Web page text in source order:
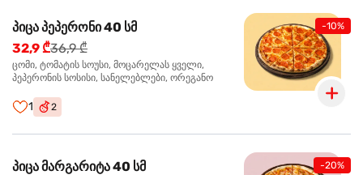
-10%
პიცა პეპერონი 40 სმ
32,9 ₾36,9 ₾
ცომი, ტომატის სოუსი, მოცარელას ყველი,
პეპერონის სოსისი, სანელებლები, ორეგანო
1 2
-20%
პიცა მარგარიტა 40 სმ